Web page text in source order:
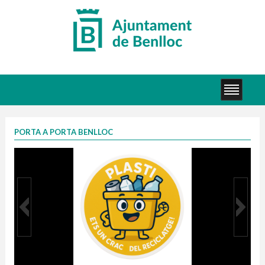
PORTA A PORTA BENLLOC